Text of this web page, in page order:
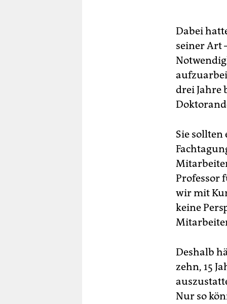
Dabei
seiner Art
drei Jahre
Sie sollten
Professor
wir mit
keine
Deshalb
zehn, 15
Nur so